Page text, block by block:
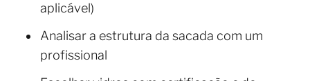
aplicável)
Analisar a estrutura da sacada com um
profissional